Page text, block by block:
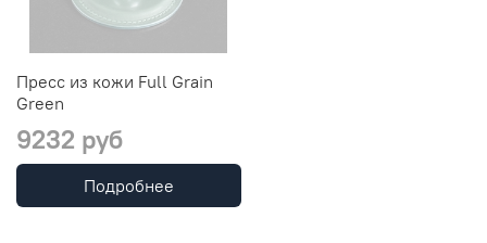
Пресс из кожи Full Grain
Green
9232 руб
Подробнее